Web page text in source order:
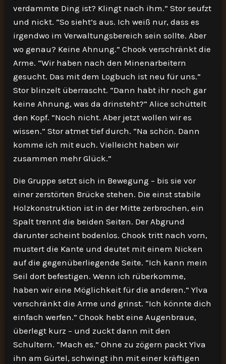
verdammte Ding ist? Klingt nach ihm.” Stor seufzt
und nickt. “So sieht’s aus. Ich weiß nur, dass es
irgendwo im Verwaltungsbereich sein sollte. Aber
wo genau? Keine Ahnung.” Chook verschränkt die
Arme. “Wir haben nach den Minenarbeitern
gesucht. Das mit dem Logbuch ist neu für uns.”
Stor blinzelt überrascht. “Dann habt ihr noch gar
keine Ahnung, was da drinsteht?” Alice schüttelt
den Kopf. “Noch nicht. Aber jetzt wollen wir es
wissen.” Stor atmet tief durch. “Na schön. Dann
komme ich mit euch. Vielleicht haben wir
zusammen mehr Glück.”
Die Gruppe setzt sich in Bewegung – bis sie vor
einer zerstörten Brücke stehen. Die einst stabile
Holzkonstruktion ist in der Mitte zerbrochen, ein
Spalt trennt die beiden Seiten. Der Abgrund
darunter scheint bodenlos. Chook tritt nach vorn,
mustert die Kante und deutet mit einem Nicken
auf die gegenüberliegende Seite. “Ich kann mein
Seil dort befestigen. Wenn ich rüberkomme,
haben wir eine Möglichkeit für die anderen.” Ylva
verschränkt die Arme und grinst. “Ich könnte dich
einfach werfen.” Chook hebt eine Augenbraue,
überlegt kurz – und zuckt dann mit den
Schultern. “Mach es.” Ohne zu zögern packt Ylva
ihn am Gürtel, schwingt ihn mit einer kräftigen